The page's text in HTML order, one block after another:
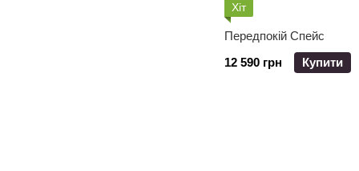
Хіт
Передпокій Спейс
12 590 грн
Купити